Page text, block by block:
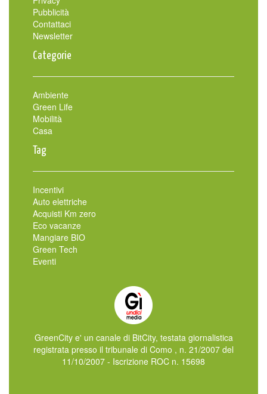
Pubblicità
Contattaci
Newsletter
Categorie
Ambiente
Green Life
Mobilità
Casa
Tag
Incentivi
Auto elettriche
Acquisti Km zero
Eco vacanze
Mangiare BIO
Green Tech
Eventi
GreenCity e' un canale di BitCity, testata giornalistica
registrata presso il tribunale di Como , n. 21/2007 del
11/10/2007 - Iscrizione ROC n. 15698